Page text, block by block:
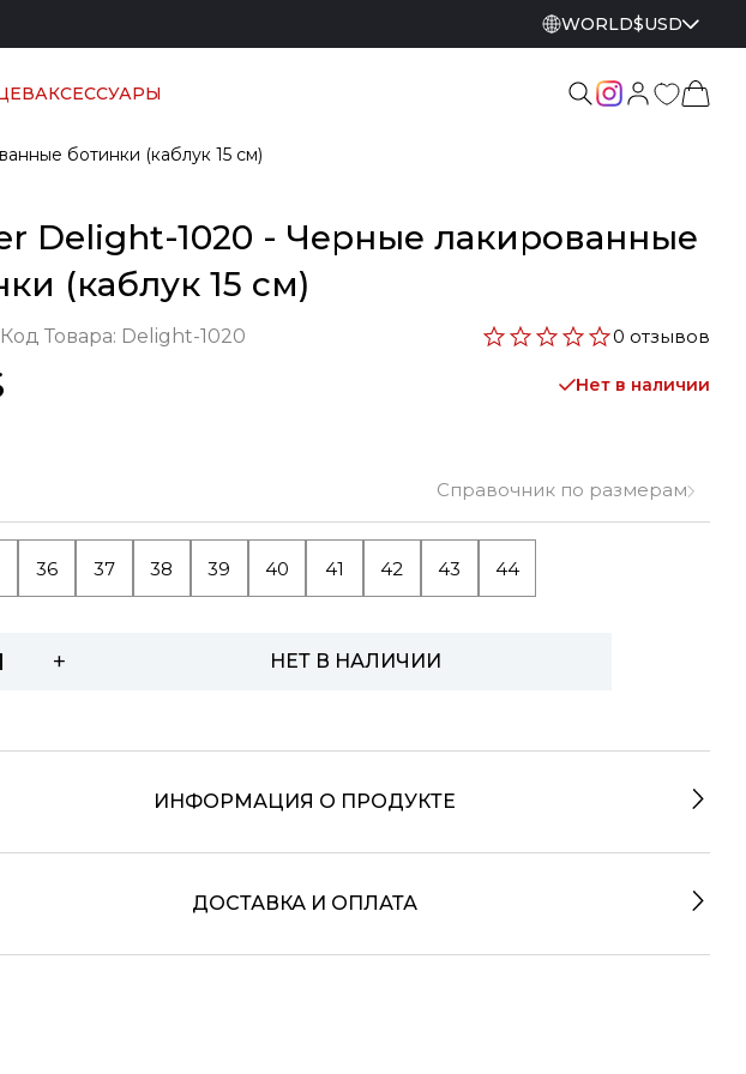
WORLD$USD
АКСЕССУАРЫ
ботинки (каблук 15 см)
Delight-1020 - Черные лакированные
(каблук 15 см)
Код Товара: Delight-1020 0 отзывов
Нет в наличии
Справочник по размерам
36 37 38 39 40 41 42 43 44
+ НЕТ В НАЛИЧИИ
ИНФОРМАЦИЯ О ПРОДУКТЕ
ДОСТАВКА И ОПЛАТА